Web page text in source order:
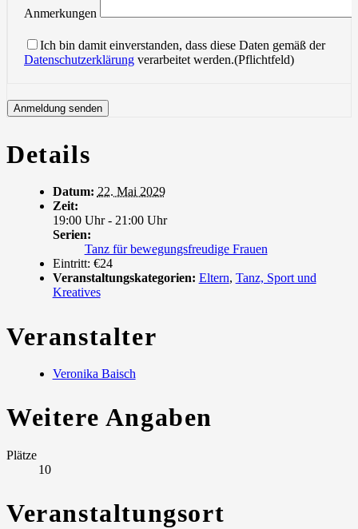
Anmerkungen
Ich bin damit einverstanden, dass diese Daten gemäß der
Datenschutzerklärung verarbeitet werden.(Pflichtfeld)
Details
Datum: 22. Mai 2029
Zeit:
19:00 Uhr - 21:00 Uhr
Serien:
Tanz für bewegungsfreudige Frauen
Eintritt: €24
Veranstaltungskategorien: Eltern, Tanz, Sport und
Kreatives
Veranstalter
Veronika Baisch
Weitere Angaben
Plätze
10
Veranstaltungsort